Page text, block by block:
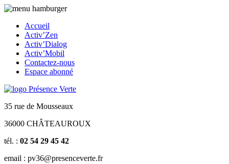
Accueil
Activ’Zen
Activ’Dialog
Activ’Mobil
Contactez-nous
Espace abonné
35 rue de Mousseaux
36000 CHÂTEAUROUX
tél. : 02 54 29 45 42
email : pv36@presenceverte.fr